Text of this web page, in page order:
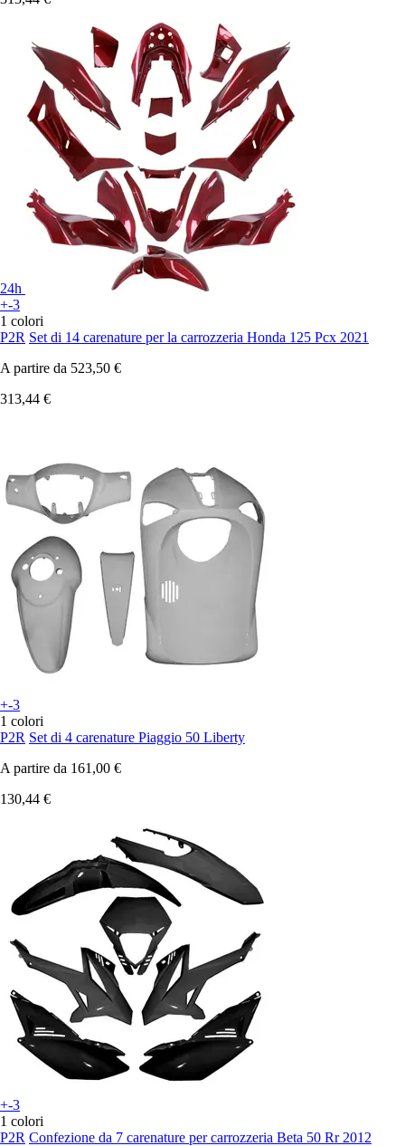
24h
+-3
1 colori
P2R Set di 14 carenature per la carrozzeria Honda 125 Pcx 2021
A partire da 523,50 €
313,44 €
+-3
1 colori
P2R Set di 4 carenature Piaggio 50 Liberty
A partire da 161,00 €
130,44 €
+-3
1 colori
P2R Confezione da 7 carenature per carrozzeria Beta 50 Rr 2012